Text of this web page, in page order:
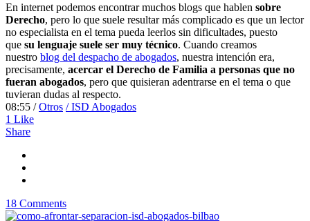
En internet podemos encontrar muchos blogs que hablen sobre
Derecho, pero lo que suele resultar más complicado es que un lector
no especialista en el tema pueda leerlos sin dificultades, puesto
que su lenguaje suele ser muy técnico. Cuando creamos
nuestro blog del despacho de abogados, nuestra intención era,
precisamente, acercar el Derecho de Familia a personas que no
fueran abogados, pero que quisieran adentrarse en el tema o que
tuvieran dudas al respecto.
08:55 /Otros / ISD Abogados
1 Like
Share
18 Comments